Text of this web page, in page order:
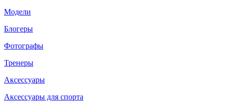
Модели
Блогеры
Фотографы
Тренеры
Аксессуары
Аксессуары для спорта